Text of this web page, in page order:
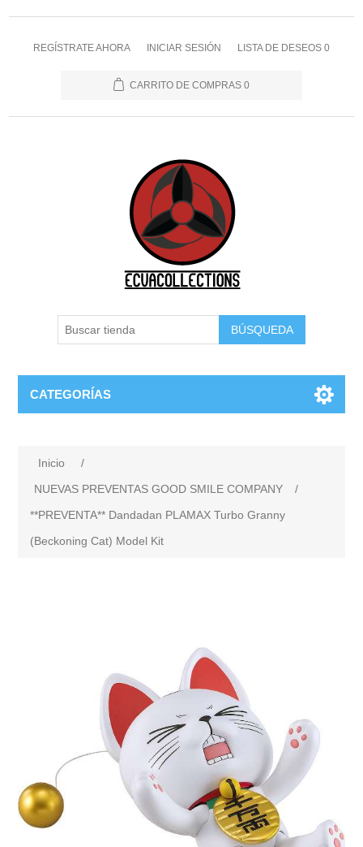
REGÍSTRATE AHORA INICIAR SESIÓN LISTA DE DESEOS 0
CARRITO DE COMPRAS 0
BÚSQUEDA
CATEGORÍAS
Inicio
/
NUEVAS PREVENTAS GOOD SMILE COMPANY
/
**PREVENTA** Dandadan PLAMAX Turbo Granny
(Beckoning Cat) Model Kit